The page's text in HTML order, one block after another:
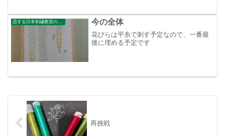
恋する日本刺繍教室のブログ 今の全体
花びらは平糸で刺す予定なので、一番最
後に埋める予定です
再挑戦